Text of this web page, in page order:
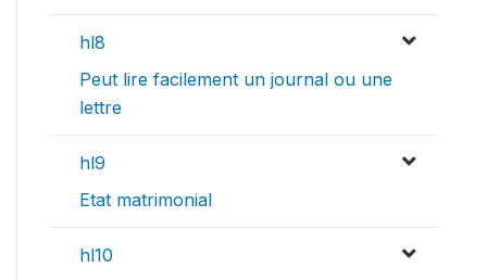
hl8
Peut lire facilement un journal ou une
lettre
hl9
Etat matrimonial
hl10